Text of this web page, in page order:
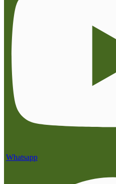
Whatsapp